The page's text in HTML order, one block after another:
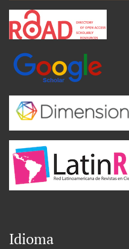
Idioma